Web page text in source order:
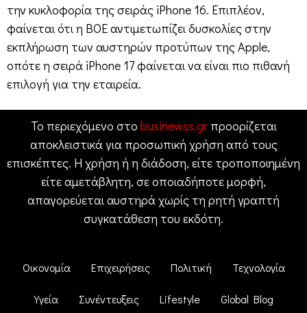
την κυκλοφορία της σειράς iPhone 16. Επιπλέον,
φαίνεται ότι η BOE αντιμετωπίζει δυσκολίες στην
εκπλήρωση των αυστηρών προτύπων της Apple,
οπότε η σειρά iPhone 17 φαίνεται να είναι πιο πιθανή
επιλογή για την εταιρεία.
Το περιεχόμενο στο businewss.grπροορίζεται
αποκλειστικά για προσωπική χρήση από τους
επισκέπτες. Η χρήση ή η διάδοση, είτε τροποποιημένη
είτε αμετάβλητη, σε οποιαδήποτε μορφή,
απαγορεύεται αυστηρά χωρίς τη ρητή γραπτή
συγκατάθεση του εκδότη.
Οικονομία Επιχειρήσεις Πολιτική Τεχνολογία
Υγεία Συνέντευξεις Lifestyle Global Blog